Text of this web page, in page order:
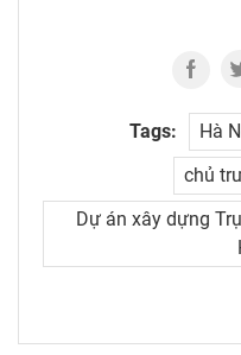
Tags: Hà
chủ
Dự án xây dựng